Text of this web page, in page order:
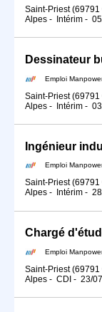
Saint-Priest
Alpes - Intérim -
Dessinateur
Emploi
Saint-Priest
Alpes - Intérim -
Ingénieur
Emploi
Saint-Priest
Alpes - Intérim -
Chargé
Emploi
Saint-Priest
Alpes - CDI - 23/